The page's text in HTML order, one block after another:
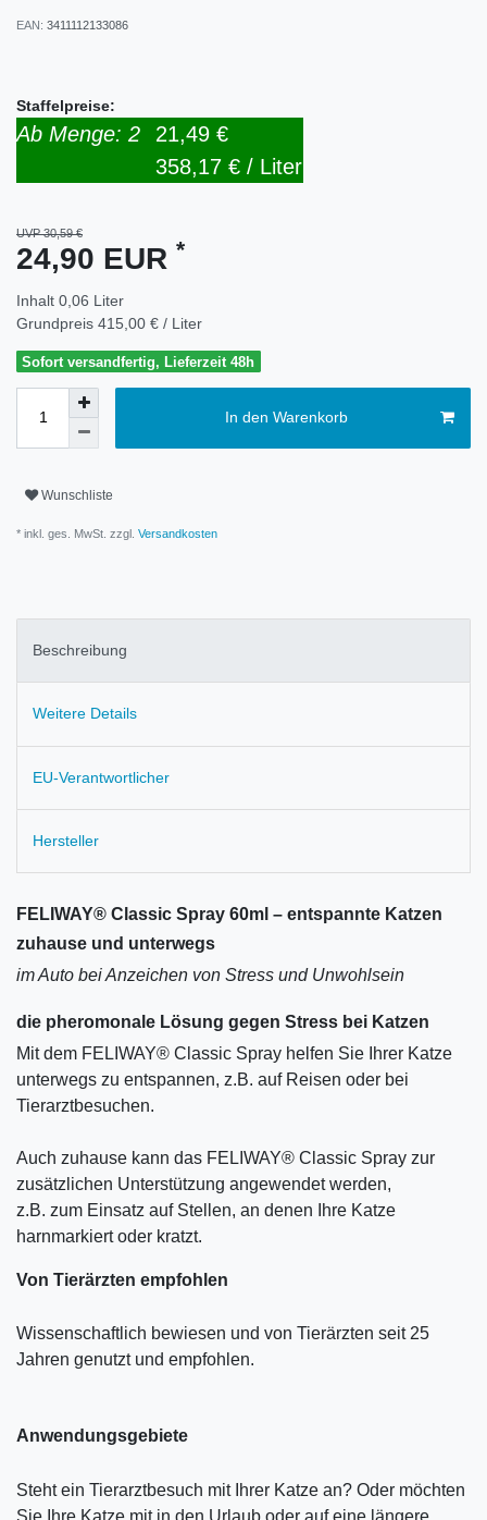
EAN: 3411112133086
Staffelpreise:
Ab Menge: 2
21,49 €
358,17 € / Liter
UVP 30,59 €
24,90 EUR *
Inhalt 0,06 Liter
Grundpreis 415,00 € / Liter
Sofort versandfertig, Lieferzeit 48h
In den Warenkorb
Wunschliste
* inkl. ges. MwSt. zzgl. Versandkosten
Beschreibung
Weitere Details
EU-Verantwortlicher
Hersteller
FELIWAY® Classic Spray 60ml – entspannte Katzen
zuhause und unterwegs
im Auto bei Anzeichen von Stress und Unwohlsein
die pheromonale Lösung gegen Stress bei Katzen
Mit dem FELIWAY® Classic Spray helfen Sie Ihrer Katze
unterwegs zu entspannen, z.B. auf Reisen oder bei
Tierarztbesuchen.
Auch zuhause kann das FELIWAY® Classic Spray zur
zusätzlichen Unterstützung angewendet werden,
z.B. zum Einsatz auf Stellen, an denen Ihre Katze
harnmarkiert oder kratzt.
Von Tierärzten empfohlen
Wissenschaftlich bewiesen und von Tierärzten seit 25
Jahren genutzt und empfohlen.
Anwendungsgebiete
Steht ein Tierarztbesuch mit Ihrer Katze an? Oder möchten